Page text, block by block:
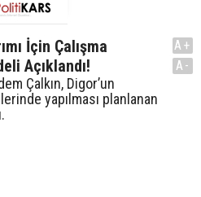
İçin Çalışma
Açıklandı!
Çalkın, Digor’un
yapılması planlanan
A+
A-